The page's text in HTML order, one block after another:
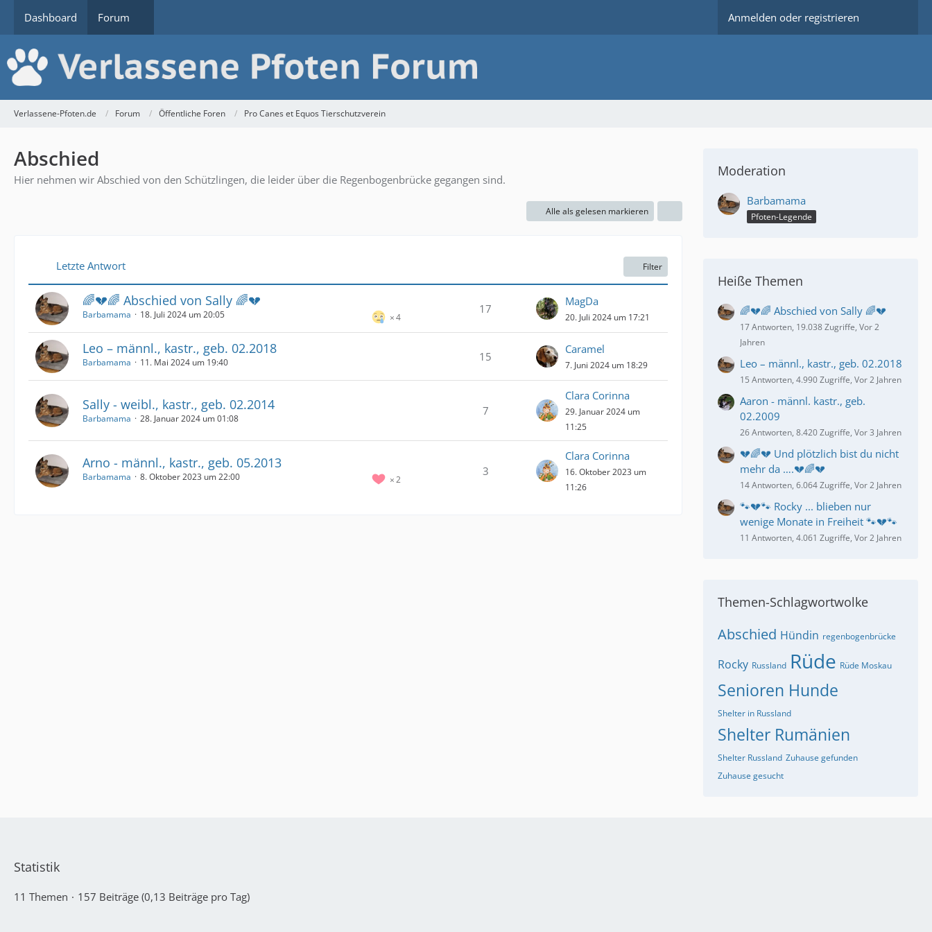
Dashboard Forum Anmelden oder registrieren
Verlassene-Pfoten.de Forum Öffentliche Foren Pro Canes et Equos Tierschutzverein
Abschied
Hier nehmen wir Abschied von den Schützlingen, die leider über die Regenbogenbrücke gegangen sind.
Alle als gelesen markieren
Letzte Antwort Filter
🌈💔🌈 Abschied von Sally 🌈💔
4
Barbamama 18. Juli 2024 um 20:05 17
MagDa
20. Juli 2024 um 17:21
Leo – männl., kastr., geb. 02.2018
Barbamama 11. Mai 2024 um 19:40 15
Caramel
7. Juni 2024 um 18:29
Sally - weibl., kastr., geb. 02.2014
Barbamama 28. Januar 2024 um 01:08
7
Clara Corinna
29. Januar 2024 um
11:25
Arno - männl., kastr., geb. 05.2013
2
Barbamama 8. Oktober 2023 um 22:00 3
Clara Corinna
16. Oktober 2023 um
11:26
Moderation
Barbamama
Pfoten-Legende
Heiße Themen
🌈💔🌈 Abschied von Sally 🌈💔
17 Antworten, 19.038 Zugriffe, Vor 2
Jahren
Leo – männl., kastr., geb. 02.2018
15 Antworten, 4.990 Zugriffe, Vor 2 Jahren
Aaron - männl. kastr., geb.
02.2009
26 Antworten, 8.420 Zugriffe, Vor 3 Jahren
💔🌈💔 Und plötzlich bist du nicht
mehr da ….💔🌈💔
14 Antworten, 6.064 Zugriffe, Vor 2 Jahren
🐾💔🐾 Rocky ... blieben nur
wenige Monate in Freiheit 🐾💔🐾
11 Antworten, 4.061 Zugriffe, Vor 2 Jahren
Themen-Schlagwortwolke
Abschied Hündin regenbogenbrücke
Rocky Russland Rüde Rüde Moskau
Senioren Hunde
Shelter in Russland
Shelter Rumänien
Shelter Russland Zuhause gefunden
Zuhause gesucht
Statistik
11 Themen 157 Beiträge (0,13 Beiträge pro Tag)